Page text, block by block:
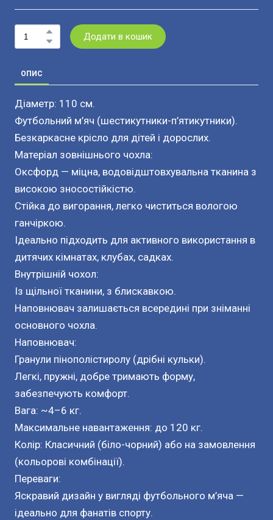
Додати в кошик
ОПИС
Діаметр: 110 см.
Футбольний м’яч (шестикутники-п’ятикутники).
Безкаркасне крісло для дітей і дорослих.
Матеріал зовнішнього чохла:
Оксфорд — міцна, водовідштовхувальна тканина з
високою зносостійкістю.
Стійка до вигорання, легко чиститься вологою
ганчіркою.
Ідеально підходить для активного використання в
дитячих кімнатах, клубах, садках.
Внутрішній чохол:
Із щільної тканини, з блискавкою.
Наповнювач залишається всередині при зніманні
основного чохла.
Наповнювач:
Гранули пінополістиролу (дрібні кульки).
Легкі, пружні, добре тримають форму,
забезпечують комфорт.
Вага: ~4–6 кг.
Максимальне навантаження: до 120 кг.
Колір: Класичний (біло-чорний) або на замовлення
(кольорові комбінації).
Переваги:
Яскравий дизайн у вигляді футбольного м’яча —
ідеально для фанатів спорту.